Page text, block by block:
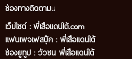
ช่องทางติดตามน
เว็บไซต์ : พี่เสือแดนใต้.com
แฟนเพจเฟสบุ๊ค : พี่เสือแดนใต้
ช่องยูทูป : วัวชน พี่เสือแดนใต้